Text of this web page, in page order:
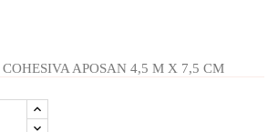
APOSAN 4,5 M X 7,5 CM